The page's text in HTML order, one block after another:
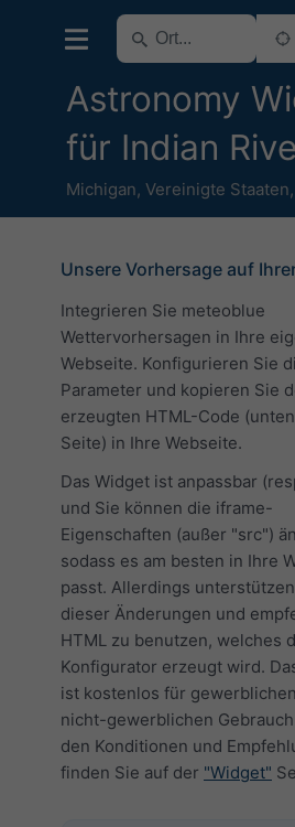
Astronomy
für Indian
Michigan, Vereinigte Staaten
Unsere Vorhersage auf
Integrieren Sie meteoblue
Wettervorhersagen in Ihre
Webseite. Konfigurieren Sie
Parameter und kopieren Sie
erzeugten HTML-Code
Seite) in Ihre Webseite.
Das Widget ist anpassbar
und Sie können die iframe-
Eigenschaften (außer "src")
sodass es am besten in Ihre
passt. Allerdings
dieser Änderungen und
HTML zu benutzen, welches
Konfigurator erzeugt wird.
ist kostenlos für
nicht-gewerblichen
den Konditionen und
finden Sie auf der "Widget"